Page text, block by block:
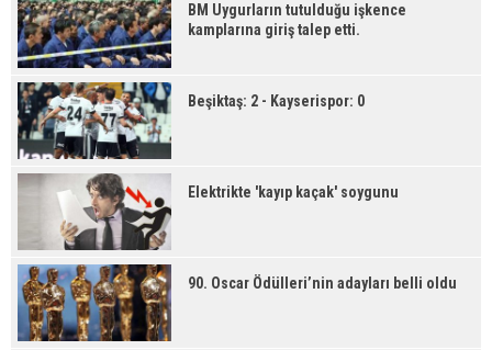
BM Uygurların tutulduğu işkence
kamplarına giriş talep etti.
Beşiktaş: 2 - Kayserispor: 0
Elektrikte 'kayıp kaçak' soygunu
90. Oscar Ödülleri’nin adayları belli oldu